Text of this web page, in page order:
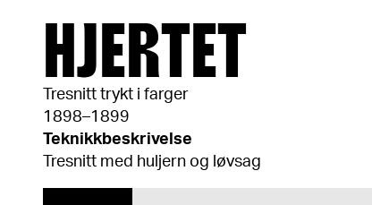
HJERTET
Tresnitt trykt i farger
1898–1899
Teknikkbeskrivelse
Tresnitt med huljern og løvsag